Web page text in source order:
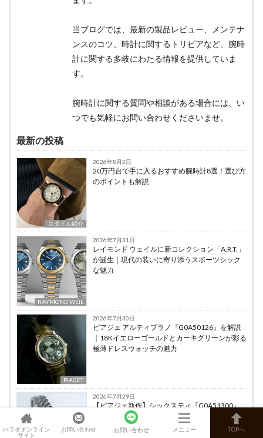
当ブログでは、最新の製品レビュー、メンテナ
ンスのコツ、時計に関するトリビアなど、腕時
計に関する多岐にわたる情報を提供していま
す。
腕時計に関する質問や相談がある場合には、い
つでも気軽にお問い合わせくださいませ。
最新の投稿
スタイル紹介
2026年8月2日
20万円台で手に入るおすすめ腕時計8選！選び方
のポイントも解説
RAYMOND WEIL
2026年7月31日
レイモンド ウェイルに新コレクション「A.R.T.」
が誕生｜現代の装いに寄り添うスポーツシック
な魅力
PIAGET
2026年7月30日
ピアジェ アルティプラノ『G0A50126』を解説
｜18Kイエローゴールドとカーキグリーンが彩る
極薄ドレスウォッチの魅力
2026年7月29日
【ピアジェ新作】シックスティ『G0A51300』
を解説｜レトロシックなジュエリーウォッチに
ブルーモデルが登場
ハラダオンライン
サイト
お問い合わせ お問い合わせ メニュー TOPへ